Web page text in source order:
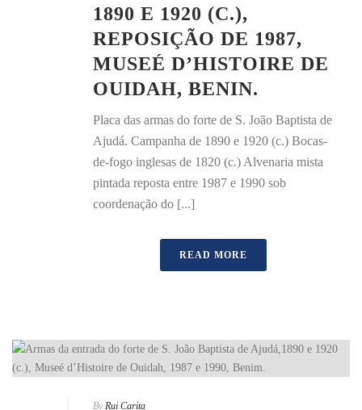
1890 E 1920 (C.),
REPOSIÇÃO DE 1987,
MUSEÉ D’HISTOIRE DE
OUIDAH, BENIN.
Placa das armas do forte de S. João Baptista de
Ajudá. Campanha de 1890 e 1920 (c.) Bocas-
de-fogo inglesas de 1820 (c.) Alvenaria mista
pintada reposta entre 1987 e 1990 sob
coordenação do [...]
READ MORE
By Rui Carita